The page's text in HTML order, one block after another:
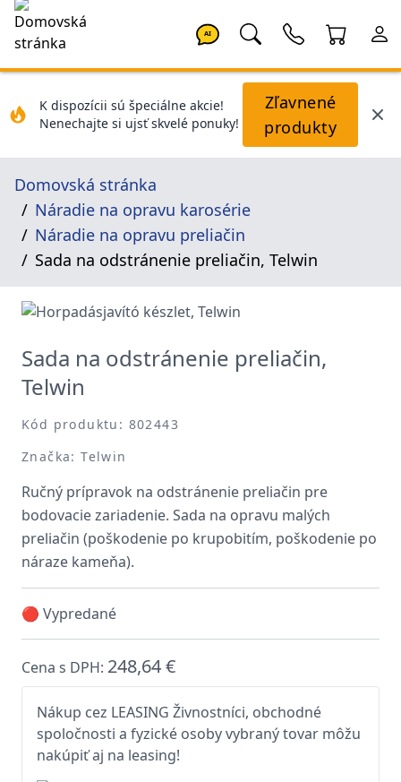
AI
K dispozícii sú špeciálne akcie!
Nenechajte si ujsť skvelé ponuky!
Zľavnené
produkty
Domovská stránka
Náradie na opravu karosérie
Náradie na opravu preliačin
Sada na odstránenie preliačin, Telwin
Sada na odstránenie preliačin,
Telwin
Kód produktu: 802443
Značka: Telwin
Ručný prípravok na odstránenie preliačin pre
bodovacie zariadenie. Sada na opravu malých
preliačin (poškodenie po krupobitím, poškodenie po
náraze kameňa).
🔴 Vypredané
Cena s DPH: 248,64 €
Nákup cez LEASING Živnostníci, obchodné
spoločnosti a fyzické osoby vybraný tovar môžu
nakúpiť aj na leasing!